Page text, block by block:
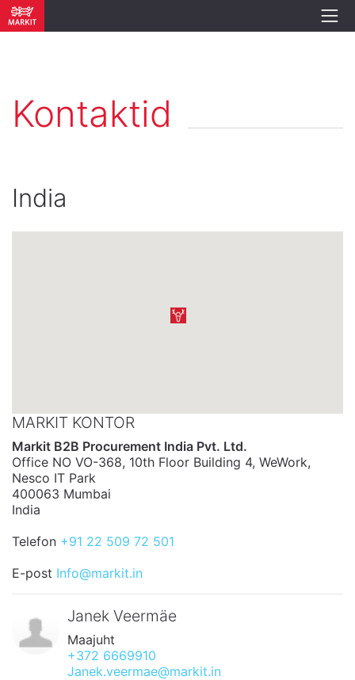
Kontaktid
India
MARKIT KONTOR
Markit B2B Procurement India Pvt. Ltd.
Office NO VO-368, 10th Floor Building 4, WeWork,
Nesco IT Park
400063 Mumbai
India
Telefon +91 22 509 72 501
E-post Info@markit.in
Janek Veermäe
Maajuht
+372 6669910
Janek.veermae@markit.in